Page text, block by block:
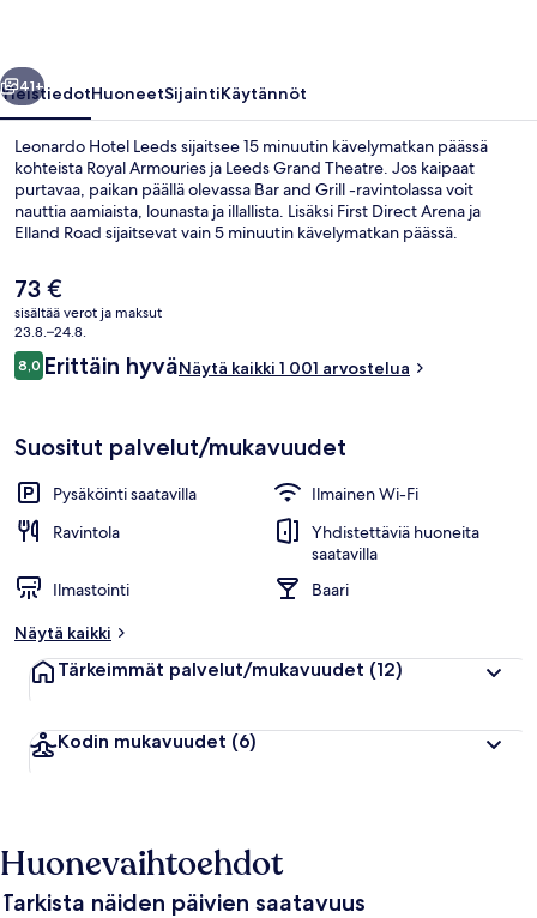
Seuraava
41+
YleistiedotHuoneetSijaintiKäytännöt
Leonardo Hotel Leeds sijaitsee 15 minuutin kävelymatkan päässä
kohteista Royal Armouries ja Leeds Grand Theatre. Jos kaipaat
purtavaa, paikan päällä olevassa Bar and Grill -ravintolassa voit
nauttia aamiaista, lounasta ja illallista. Lisäksi First Direct Arena ja
Elland Road sijaitsevat vain 5 minuutin kävelymatkan päässä.
henkilökuntaa.
Nykyinen
hinta
on
73 €
73 €
sisältää verot ja maksut
23.8.–24.8.
Arvostelut
8,08,0 kautta 10.
Erittäin hyväNäytä kaikki 1 001 arvostelua
Suositut palvelut/mukavuudet
Pysäköinti saatavilla
Ilmainen Wi-Fi
Ravintola
Yhdistettäviä huoneita
saatavilla
Ilmastointi
Baari
Näytä kaikki
Tärkeimmät palvelut/mukavuudet (12)
Kodin mukavuudet (6)
Huonevaihtoehdot
Tarkista näiden päivien saatavuus